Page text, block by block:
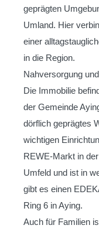
geprägten
Umland. Hier
einer
in die Region.
Nahversorgung
Die Immobilie
der Gemeinde
dörflich geprägtes
wichtigen
REWE-Markt in
Umfeld und ist in
gibt es einen
Ring 6 in Aying.
Auch für Familien